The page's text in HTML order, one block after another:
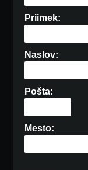
Priimek:
Naslov:
Pošta:
Mesto: